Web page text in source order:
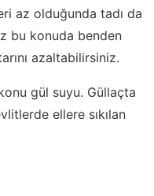
az olduğunda tadı da
bu konuda benden
azaltabilirsiniz.
gül suyu. Güllaçta
ellere sıkılan